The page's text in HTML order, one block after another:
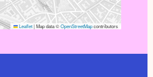
Leaflet|Map data ©OpenStreetMapcontributors